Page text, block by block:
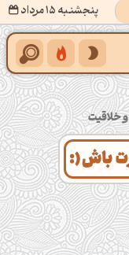
پنجشنبه 15 مرداد